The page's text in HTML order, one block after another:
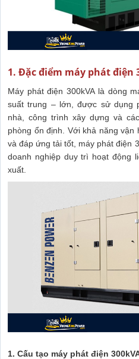
1. Đặc điểm máy phát điện
Máy phát điện 300kVA là dòng
suất trung – lớn, được sử dụng
nhà, công trình xây dựng và
phòng ổn định. Với khả năng vận
và đáp ứng tải tốt, máy phát điện
doanh nghiệp duy trì hoạt động
xuất.
1. Cấu tạo máy phát điện